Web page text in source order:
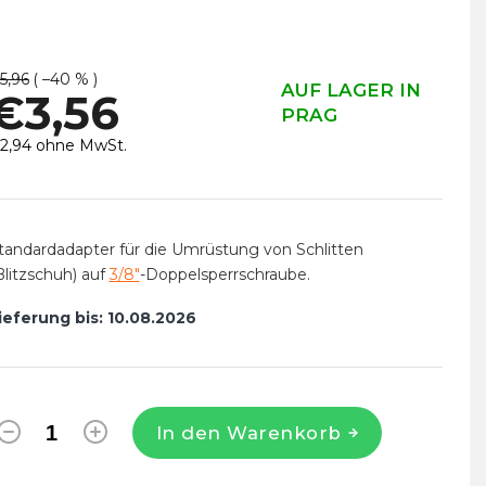
( –40 % )
AUF LAGER IN
PRAG
ohne MwSt.
bis: 10.08.2026
In den Warenkorb
für die Umrüstung von Schlitten
auf3/8"-Doppelsperrschraube.